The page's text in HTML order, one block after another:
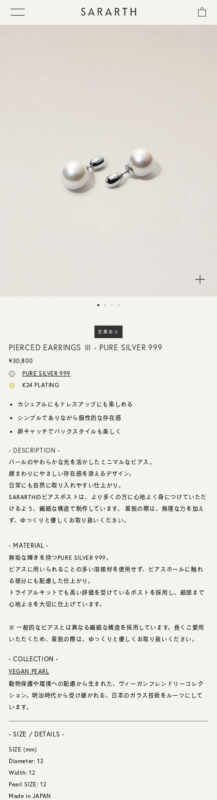
ス
SHOP LIST
在庫あり
PIERCED EARRINGS Ⅲ - PURE SILVER 999
¥30,800
PURE SILVER 999
K24 PLATING
カジュアルにもドレスアップにも楽しめる
シンプルでありながら個性的な存在感
卵キャッチでバックスタイルも美しく
- DESCRIPTION -
パールのやわらかな光を活かしたミニマルなピアス。
顔まわりにやさしい存在感を添えるデザイン。
日常にも自然に取り入れやすい仕上がり。
SARARTHのピアスポストは、より多くの方に心地よく身につけていただ
けるよう、繊細な構造で制作しています。 着脱の際は、無理な力を加え
ず、ゆっくりと優しくお取り扱いください。
- MATERIAL -
無垢な輝きを持つPURE SILVER 999。
ピアスに用いられることの多い溶接材を使用せず、ピアスホールに触れ
る部分にも配慮した仕上がり。
トライアルキットでも高い評価を受けているポストを採用し、細部まで
心地よさを大切に仕上げています。
※ 一般的なピアスとは異なる繊細な構造を採用しています。長くご愛用
いただくため、着脱の際は、ゆっくりと優しくお取り扱いください。
- COLLECTION -
VEGAN PEARL
動物保護や環境への配慮から生まれた、ヴィーガンフレンドリーコレク
ション。明治時代から受け継がれる、日本のガラス技術をルーツにして
います。
- SIZE / DETAILS -
SIZE (mm)
Diameter: 12
Width: 12
Pearl SIZE: 12
Made in JAPAN